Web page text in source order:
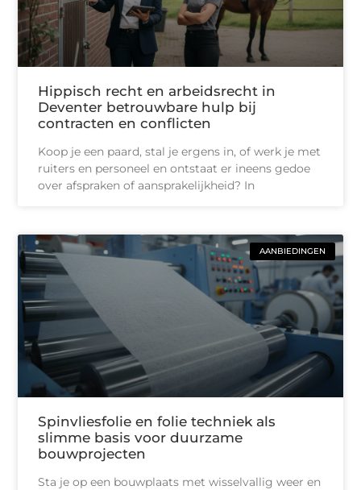
Hippisch recht en arbeidsrecht in
Deventer betrouwbare hulp bij
contracten en conflicten
Koop je een paard, stal je ergens in, of werk je met
ruiters en personeel en ontstaat er ineens gedoe
over afspraken of aansprakelijkheid? In
AANBIEDINGEN
Spinvliesfolie en folie techniek als
slimme basis voor duurzame
bouwprojecten
Sta je op een bouwplaats met wisselvallig weer en